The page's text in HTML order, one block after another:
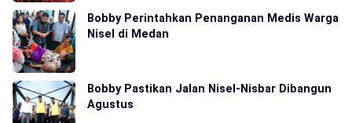
Bobby Perintahkan Penanganan Medis Warga
Nisel di Medan
Bobby Pastikan Jalan Nisel-Nisbar Dibangun
Agustus